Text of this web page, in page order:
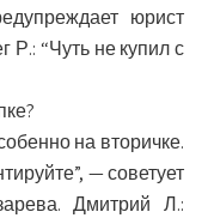
юрист
Р.: “Чуть не купил с
на вторичке.
— советует
Дмитрий Л.: